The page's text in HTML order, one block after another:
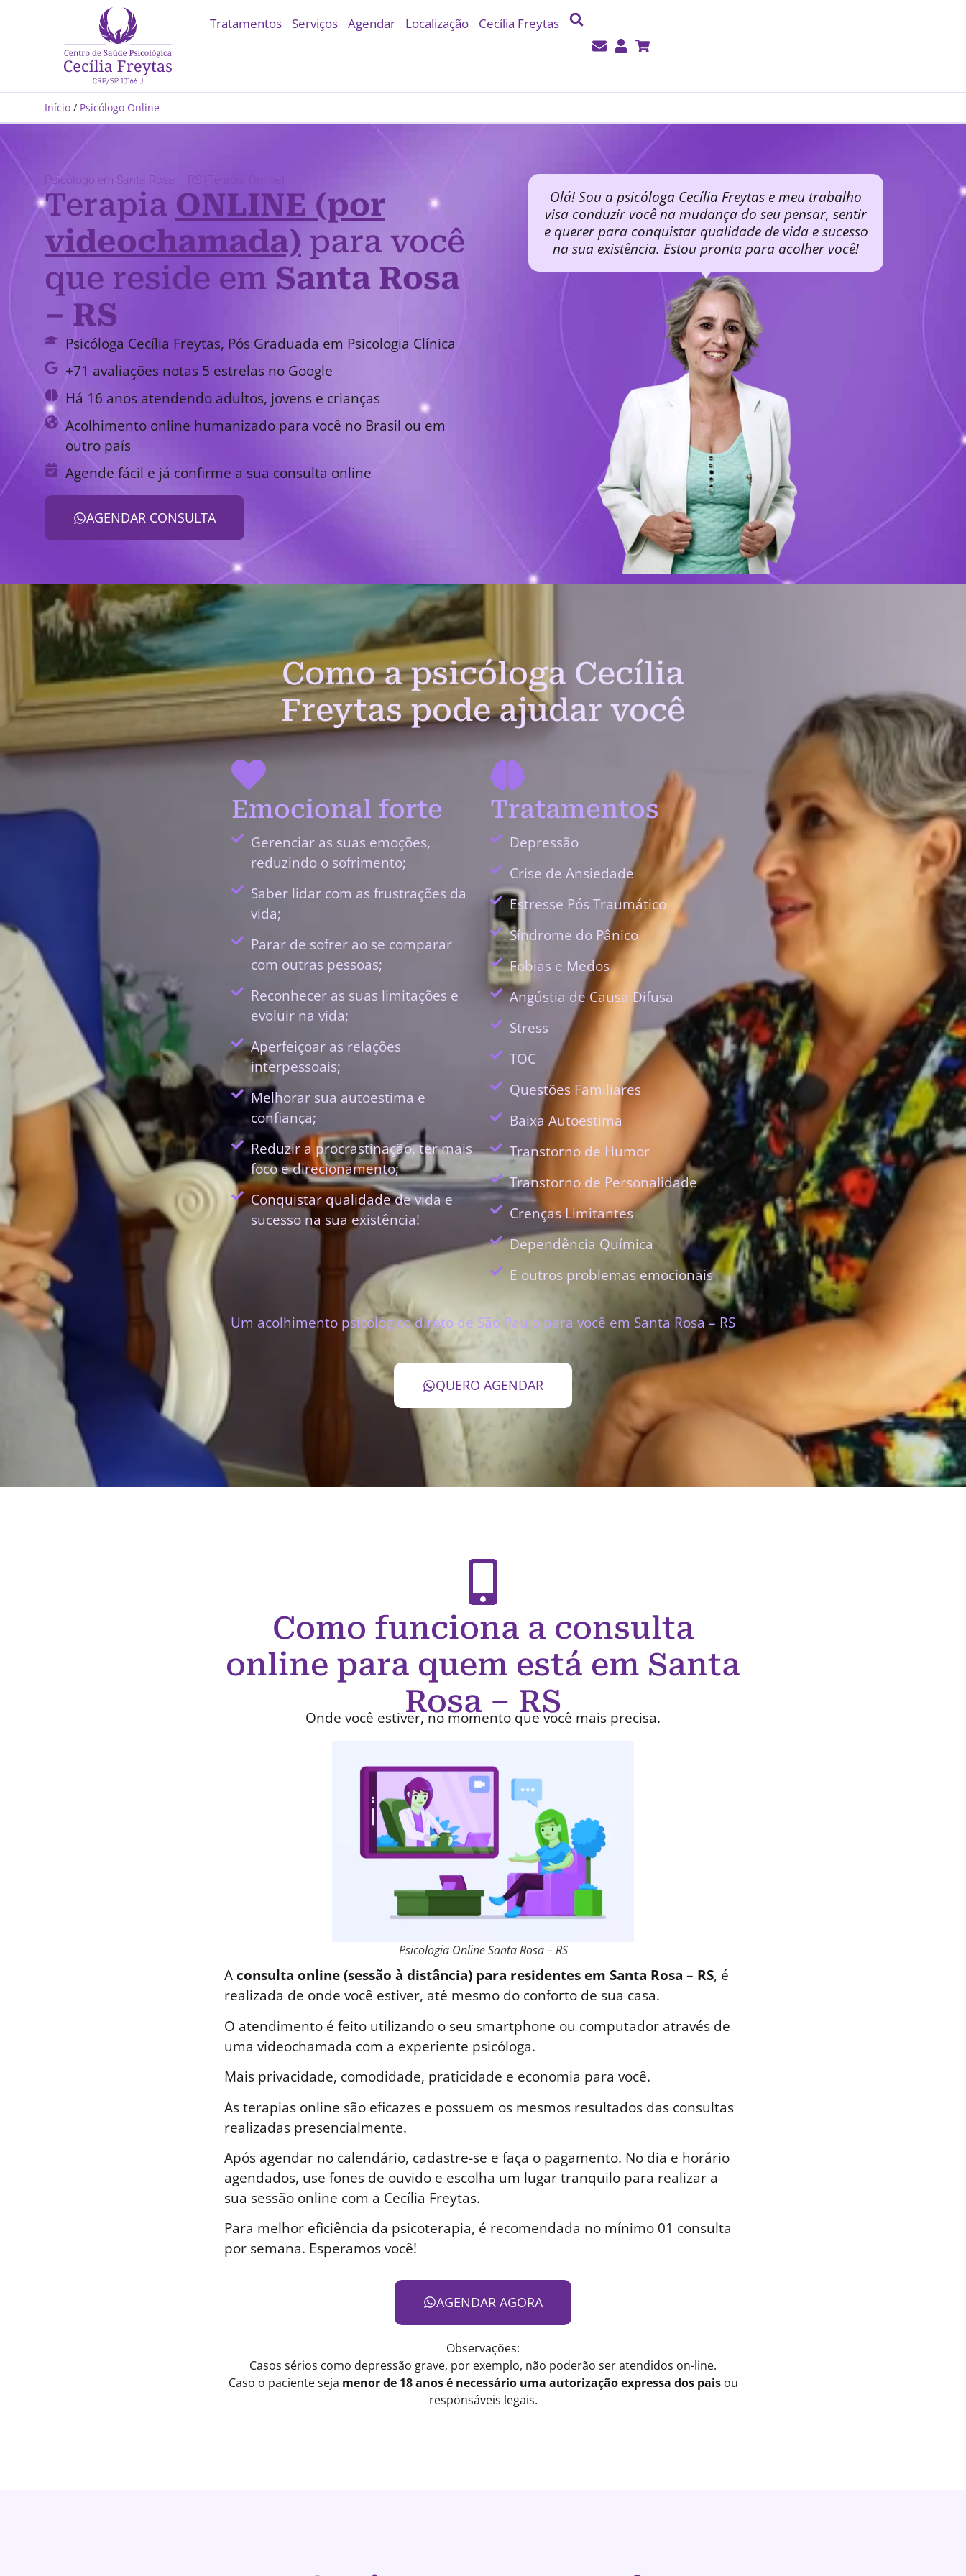
Tratamentos Serviços Agendar Localização Cecília Freytas
Início / Psicólogo Online
Psicólogo em Santa Rosa – RS (Terapia Online)
Terapia ONLINE (por
videochamada) para você
que reside em Santa Rosa
– RS
Psicóloga Cecília Freytas, Pós Graduada em Psicologia Clínica
+71 avaliações notas 5 estrelas no Google
Há 16 anos atendendo adultos, jovens e crianças
Acolhimento online humanizado para você no Brasil ou em
outro país
Agende fácil e já confirme a sua consulta online
AGENDAR CONSULTA
Olá! Sou a psicóloga Cecília Freytas e meu trabalho
visa conduzir você na mudança do seu pensar, sentir
e querer para conquistar qualidade de vida e sucesso
na sua existência. Estou pronta para acolher você!
Como a psicóloga Cecília
Freytas pode ajudar você
Emocional forte
Gerenciar as suas emoções,
reduzindo o sofrimento;
Saber lidar com as frustrações da
vida;
Parar de sofrer ao se comparar
com outras pessoas;
Reconhecer as suas limitações e
evoluir na vida;
Aperfeiçoar as relações
interpessoais;
Melhorar sua autoestima e
confiança;
Reduzir a procrastinação, ter mais
foco e direcionamento;
Conquistar qualidade de vida e
sucesso na sua existência!
Tratamentos
Depressão
Crise de Ansiedade
Estresse Pós Traumático
Síndrome do Pânico
Fobias e Medos
Angústia de Causa Difusa
Stress
TOC
Questões Familiares
Baixa Autoestima
Transtorno de Humor
Transtorno de Personalidade
Crenças Limitantes
Dependência Química
E outros problemas emocionais
Um acolhimento psicológico direto de São Paulo para você em Santa Rosa – RS
QUERO AGENDAR
Como funciona a consulta
online para quem está em Santa
Rosa – RS
Onde você estiver, no momento que você mais precisa.
Psicologia Online Santa Rosa – RS
Aconsulta online (sessão à distância) para residentes em Santa Rosa – RS, é
realizada de onde você estiver, até mesmo do conforto de sua casa.
O atendimento é feito utilizando o seu smartphone ou computador através de
uma videochamada com a experiente psicóloga.
Mais privacidade, comodidade, praticidade e economia para você.
As terapias online são eficazes e possuem os mesmos resultados das consultas
realizadas presencialmente.
Após agendar no calendário, cadastre-se e faça o pagamento. No dia e horário
agendados, use fones de ouvido e escolha um lugar tranquilo para realizar a
sua sessão online com a Cecília Freytas.
Para melhor eficiência da psicoterapia, é recomendada no mínimo 01 consulta
por semana. Esperamos você!
AGENDAR AGORA
Observações:
Casos sérios como depressão grave, por exemplo, não poderão ser atendidos on-line.
Caso o paciente seja menor de 18 anos é necessário uma autorização expressa dos paisou
responsáveis legais.